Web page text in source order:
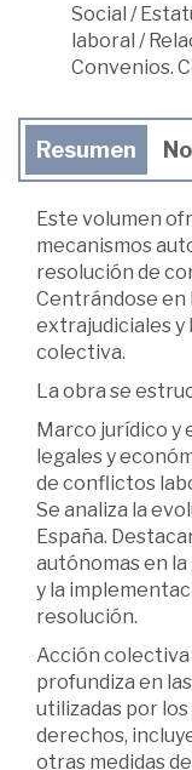
Social /
laboral /
Convenios.
Resumen
Este volumen
mecanismos
resolución de
Centrándose
extrajudiciales y
colectiva.
La obra se
Marco jurídico y
legales y
de conflictos
Se analiza la
España.
autónomas en
y la
resolución.
Acción colectiva
profundiza en
utilizadas por
derechos,
otras medidas